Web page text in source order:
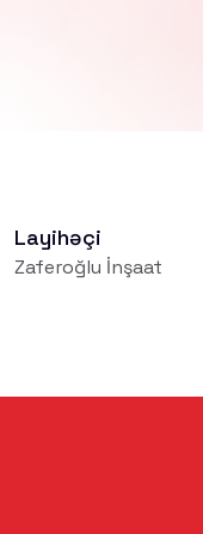
Layihəçi
Zaferoğlu İnşaat